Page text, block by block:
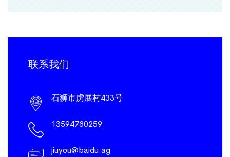
联系我们
石狮市虏展村433号
13594780259
jiuyou@baidu.ag